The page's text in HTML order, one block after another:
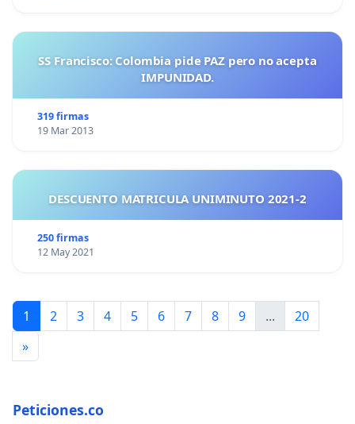
SS Francisco: Colombia pide PAZ pero no acepta
IMPUNIDAD.
319 firmas
19 Mar 2013
DESCUENTO MATRICULA UNIMINUTO 2021-2
250 firmas
12 May 2021
1 2 3 4 5 6 7 8 9 ...
20
»
Peticiones.co